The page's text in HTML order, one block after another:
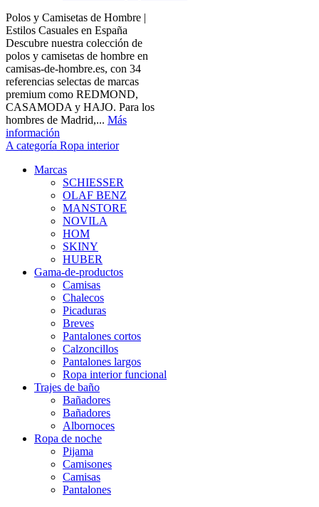
Polos y Camisetas de Hombre |
Estilos Casuales en España
Descubre nuestra colección de
polos y camisetas de hombre en
camisas-de-hombre.es, con 34
referencias selectas de marcas
premium como REDMOND,
CASAMODA y HAJO. Para los
hombres de Madrid,... Más
información
A categoría Ropa interior
Marcas
SCHIESSER
OLAF BENZ
MANSTORE
NOVILA
HOM
SKINY
HUBER
Gama-de-productos
Camisas
Chalecos
Picaduras
Breves
Pantalones cortos
Calzoncillos
Pantalones largos
Ropa interior funcional
Trajes de baño
Bañadores
Bañadores
Albornoces
Ropa de noche
Pijama
Camisones
Camisas
Pantalones